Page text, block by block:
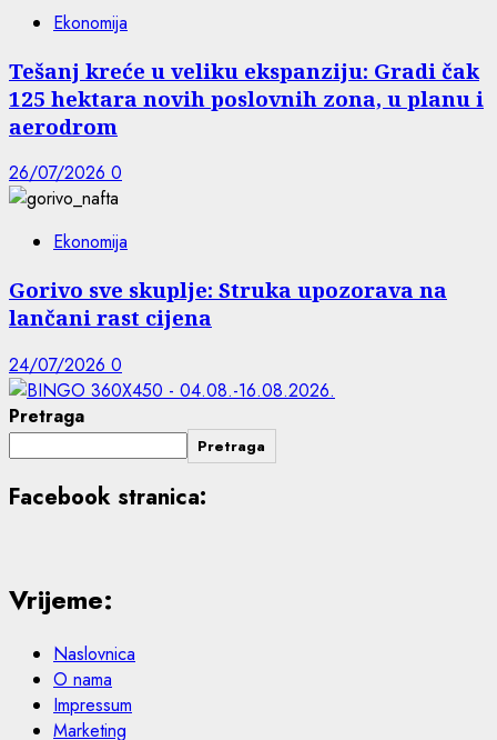
Ekonomija
Tešanj kreće u veliku ekspanziju: Gradi čak
125 hektara novih poslovnih zona, u planu i
aerodrom
26/07/2026 0
Ekonomija
Gorivo sve skuplje: Struka upozorava na
lančani rast cijena
24/07/2026 0
Pretraga
Pretraga
Facebook stranica:
Vrijeme:
Naslovnica
O nama
Impressum
Marketing